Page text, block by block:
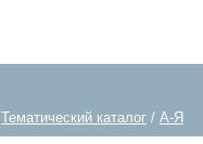
Тематический каталог / А-Я